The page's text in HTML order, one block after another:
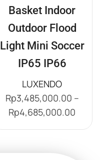
Basket Indoor
Outdoor Flood
Light Mini Soccer
IP65 IP66
LUXENDO
Rp3,485,000.00 –
Rp4,685,000.00